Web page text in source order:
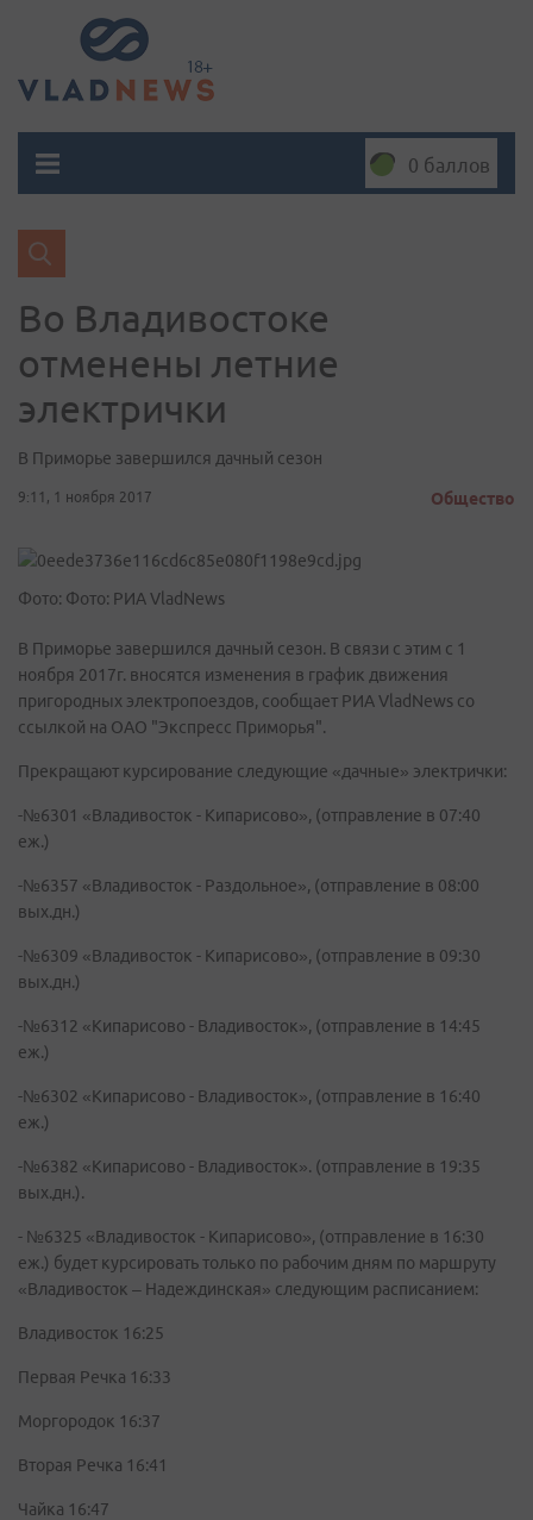
0 баллов
Во Вла­дивос­то­ке
отменены летние
электрички
В Приморье завершился дачный сезон
9:11, 1 ноября 2017 Общество
Фото: Фото: РИА VladNews
В Приморье завершился дачный сезон. В связи с этим с 1
ноября 2017г. вносятся изменения в график движения
пригородных электропоездов, сообщает РИА VladNews со
ссылкой на ОАО "Экспресс Приморья".
Прекращают курсирование следующие «дачные» электрички:
-№6301 «Владивосток - Кипарисово», (отправление в 07:40
еж.)
-№6357 «Владивосток - Раздольное», (отправление в 08:00
вых.дн.)
-№6309 «Владивосток - Кипарисово», (отправление в 09:30
вых.дн.)
-№6312 «Кипарисово - Владивосток», (отправление в 14:45
еж.)
-№6302 «Кипарисово - Владивосток», (отправление в 16:40
еж.)
-№6382 «Кипарисово - Владивосток». (отправление в 19:35
вых.дн.).
- №6325 «Владивосток - Кипарисово», (отправление в 16:30
еж.) будет курсировать только по рабочим дням по маршруту
«Владивосток – Надеждинская» следующим расписанием:
Владивосток 16:25
Первая Речка 16:33
Моргородок 16:37
Вторая Речка 16:41
Чайка 16:47